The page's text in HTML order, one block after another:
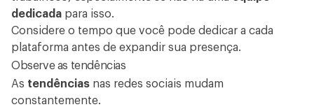
dedicada para isso.
Considere o tempo que você pode dedicar a cada
plataforma antes de expandir sua presença.
Observe as tendências
As tendências nas redes sociais mudam
constantemente.